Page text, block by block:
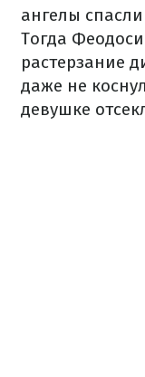
ангелы
Тогда
растерзание
даже не
девушке